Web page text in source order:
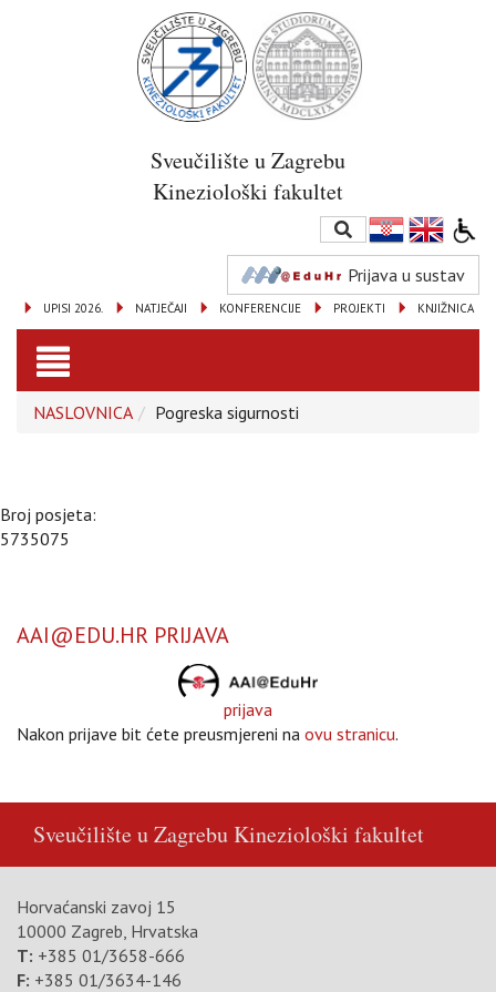
Sveučilište u Zagrebu
Kineziološki fakultet
Prijava u sustav
KNJIŽNICA
PROJEKTI
KONFERENCIJE
NATJEČAJI
UPISI 2026.
Toggle
navigation
NASLOVNICA Pogreska sigurnosti
Broj posjeta:
5735075
AAI@EDU.HR PRIJAVA
prijava
Nakon prijave bit ćete preusmjereni na ovu stranicu.
Sveučilište u ZagrebuKineziološki fakultet
Horvaćanski zavoj 15
10000 Zagreb, Hrvatska
T: +385 01/3658-666
F: +385 01/3634-146